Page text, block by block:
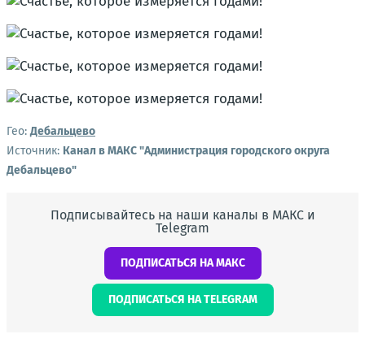
Гео:Дебальцево
Источник: Канал в МАКС "Администрация городского округа
Дебальцево"
Подписывайтесь на наши каналы в МАКС и
Telegram
ПОДПИСАТЬСЯ НА МАКС
ПОДПИСАТЬСЯ НА TELEGRAM